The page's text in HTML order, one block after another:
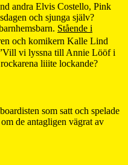
andra Elvis Costello, Pink
och sjunga själv?
Stående i
och komikern Kalle Lind
vi lyssna till Annie Lööf i
liiite lockande?
som satt och spelade
de antagligen vägrat av